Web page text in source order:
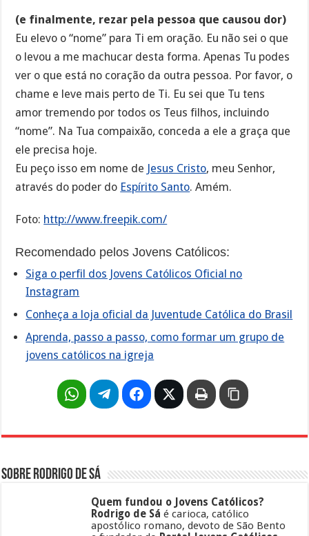
(e finalmente, rezar pela pessoa que causou dor)
Eu elevo o “nome” para Ti em oração. Eu não sei o que
o levou a me machucar desta forma. Apenas Tu podes
ver o que está no coração da outra pessoa. Por favor, o
chame e leve mais perto de Ti. Eu sei que Tu tens
amor tremendo por todos os Teus filhos, incluindo
“nome”. Na Tua compaixão, conceda a ele a graça que
ele precisa hoje.
Eu peço isso em nome de Jesus Cristo, meu Senhor,
através do poder do Espírito Santo. Amém.
Foto: http://www.freepik.com/
Recomendado pelos Jovens Católicos:
Siga o perfil dos Jovens Católicos Oficial no
Instagram
Conheça a loja oficial da Juventude Católica do Brasil
Aprenda, passo a passo, como formar um grupo de
jovens católicos na igreja
Sobre Rodrigo de Sá
Quem fundou o Jovens Católicos?
Rodrigo de Sá é carioca, católico
apostólico romano, devoto de São Bento